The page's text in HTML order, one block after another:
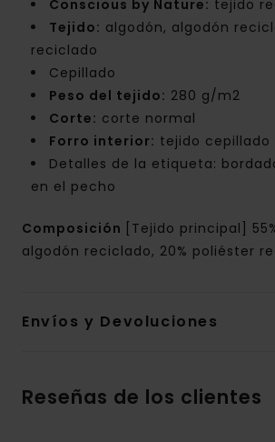
Conscious by Nature: tejido
Tejido: algodón, algodón
reciclado
Cepillado
Peso del tejido: 280 g/m2
Corte: corte normal
Forro interior: tejido cepillado
Detalles de la etiqueta:
en el pecho
Composición [Tejido principal]
algodón reciclado, 20% poliéster
Envíos y Devoluciones
Reseñas de los clientes